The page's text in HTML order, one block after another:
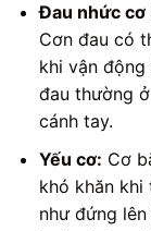
Đau nhức cơ
Cơn đau có
khi vận
đau thường
cánh tay.
Yếu cơ: Cơ
khó khăn khi
như đứng